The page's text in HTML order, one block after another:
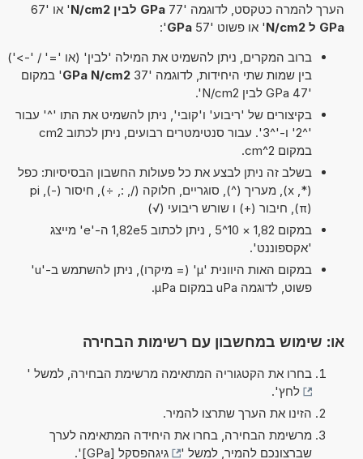
הערך להמרה כטקסט, לדוגמה '77
GPa לבין N/cm2
' או '67
GPa ל N/cm2
' או פשוט '57 GPa
':
ברוב המקרים, ניתן להשמיט את המילה 'לבין' (או '=' / '->')
בין שמות שתי היחידות, לדוגמה '37
GPa N/cm2' במקום
'47 GPa לבין N/cm2'.
בקיצורים של 'ריבוע' ו'קובי', ניתן להשמיט את התו '^' עבור
'^2' ו-'^3'. עבור סנטימטרים רבועים, ניתן לכתוב cm2
במקום cm^2.
בשלב זה ניתן לבצע את כל פעולות החשבון הבסיסיות: כפל
(*, x), מעריך (^), סוגריים, חלוקה (/, :, ÷), חיסור (-), pi
(π), חיבור (+) ו שורש ריבועי (√)
במקום 1,82 × 10^5 , ניתן לכתוב 1,82e5 ה-'e' מייצג
'אקספוננט'.
במקום האות היוונית 'µ' (= מיקרו), ניתן להשתמש ב-'u'
פשוט, לדוגמה uPa במקום µPa.
או: שימוש במחשבון עם רשימות הבחירה
בחרו את הקטגוריה המתאימה מרשימת הבחירה, למשל '
לחץ'.
הזינו את הערך שתרצו להמיר.
מרשימת הבחירה, בחרו את היחידה המתאימה לערך
שברצונכם להמיר, למשל '
גיגהפסקל [GPa]
'.